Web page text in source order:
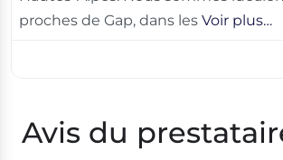
proches de Gap, dans les Voir plus…
Avis du